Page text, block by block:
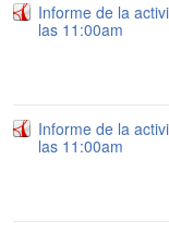
Informe de la
las 11:00am
Informe de la
las 11:00am